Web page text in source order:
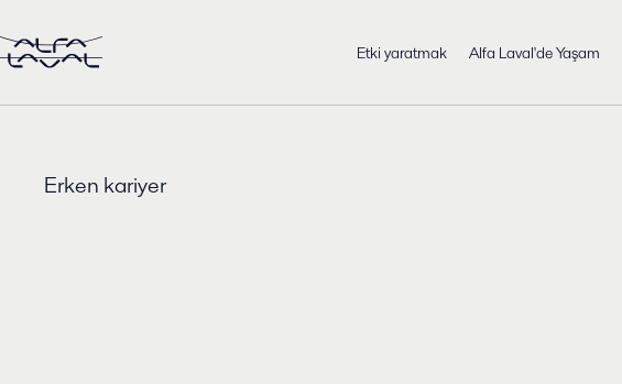
Etki yaratmak Alfa Laval'de Yaşam
Erken kariyer